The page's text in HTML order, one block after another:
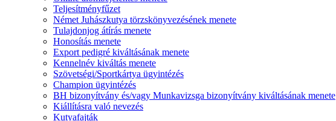
Teljesítményfűzet
Német Juhászkutya törzskönyvezésének menete
Tulajdonjog átírás menete
Honosítás menete
Export pedigré kiváltásának menete
Kennelnév kiváltás menete
Szövetségi/Sportkártya ügyintézés
Champion ügyintézés
BH bizonyítvány és/vagy Munkavizsga bizonyítvány kiváltásának menete
Kiállításra való nevezés
Kutyafajták